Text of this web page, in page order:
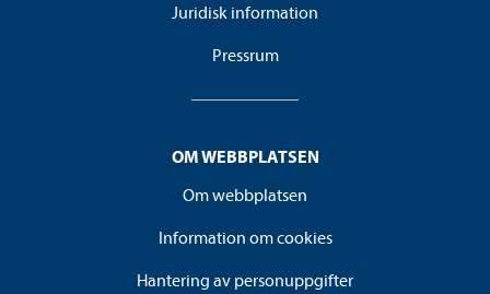
Juridisk information
Pressrum
OM WEBBPLATSEN
Om webbplatsen
Information om cookies
Hantering av personuppgifter